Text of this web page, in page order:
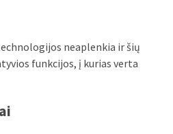
neaplenkia ir šių
funkcijos, į kurias verta